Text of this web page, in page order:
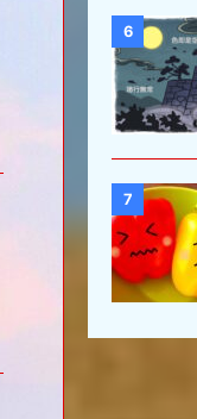
6
7